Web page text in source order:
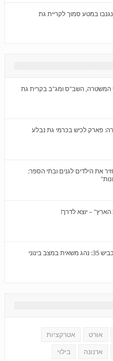
המשטרה, השב"ס ומג"ב בקרית גת
פארק לכיש בכרמי גת נבלע
את הילדים לגנים ובתי הספר:
– יוצא לדרך!
בינוני
אורט אטרקציות
ארנונה בילוי